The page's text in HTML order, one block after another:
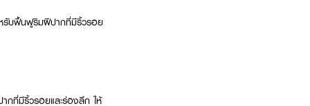
รับฟื้นฟูริมฝีปากที่มีริ้วรอย
กที่มีริ้วรอยและร่องลึก ให้